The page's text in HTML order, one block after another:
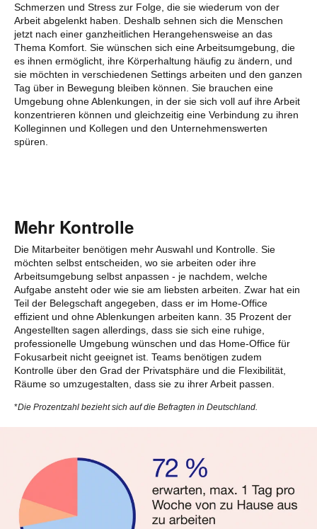
Schmerzen und Stress zur Folge, die sie wiederum von der
Arbeit abgelenkt haben. Deshalb sehnen sich die Menschen
jetzt nach einer ganzheitlichen Herangehensweise an das
Thema Komfort. Sie wünschen sich eine Arbeitsumgebung, die
es ihnen ermöglicht, ihre Körperhaltung häufig zu ändern, und
sie möchten in verschiedenen Settings arbeiten und den ganzen
Tag über in Bewegung bleiben können. Sie brauchen eine
Umgebung ohne Ablenkungen, in der sie sich voll auf ihre Arbeit
konzentrieren können und gleichzeitig eine Verbindung zu ihren
Kolleginnen und Kollegen und den Unternehmenswerten
spüren.
Mehr Kontrolle
Die Mitarbeiter benötigen mehr Auswahl und Kontrolle. Sie
möchten selbst entscheiden, wo sie arbeiten oder ihre
Arbeitsumgebung selbst anpassen - je nachdem, welche
Aufgabe ansteht oder wie sie am liebsten arbeiten. Zwar hat ein
Teil der Belegschaft angegeben, dass er im Home-Office
effizient und ohne Ablenkungen arbeiten kann. 35 Prozent der
Angestellten sagen allerdings, dass sie sich eine ruhige,
professionelle Umgebung wünschen und das Home-Office für
Fokusarbeit nicht geeignet ist. Teams benötigen zudem
Kontrolle über den Grad der Privatsphäre und die Flexibilität,
Räume so umzugestalten, dass sie zu ihrer Arbeit passen.
*Die Prozentzahl bezieht sich auf die Befragten in Deutschland.